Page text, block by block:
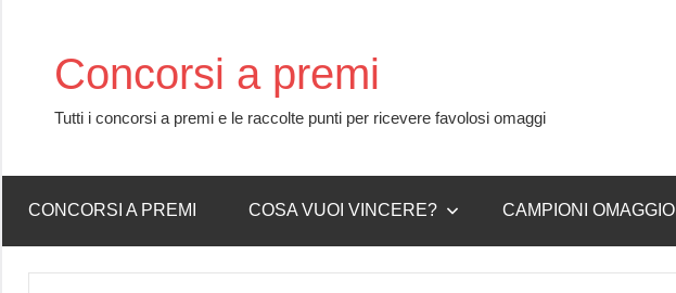
contentConcorsi a premi
Tutti i concorsi a premi e le raccolte punti per ricevere favolosi omaggi
CONCORSI A PREMI COSA VUOI VINCERE? CAMPIONI OMAGGIO